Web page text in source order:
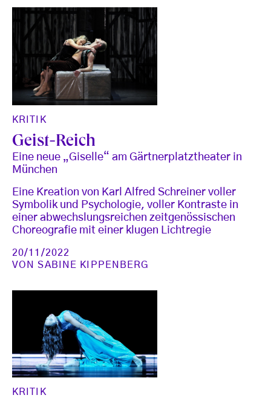
KRITIK
Geist-Reich
Eine neue „Giselle“ am Gärtnerplatztheater in
München
Eine Kreation von Karl Alfred Schreiner voller
Symbolik und Psychologie, voller Kontraste in
einer abwechslungsreichen zeitgenössischen
Choreografie mit einer klugen Lichtregie
20/11/2022
VONSABINE KIPPENBERG
KRITIK